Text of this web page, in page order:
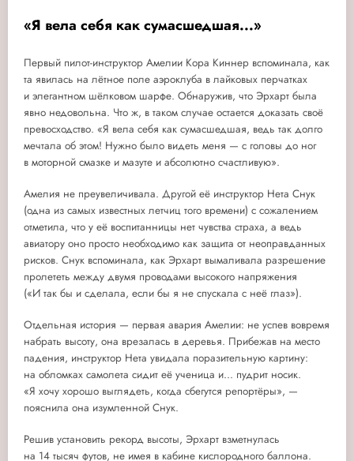
«Я вела себя как сумасшедшая...»
Первый пилот-инструктор Амелии Кора Киннер вспоминала, как
та явилась на лётное поле аэроклуба в лайковых перчатках
и элегантном шёлковом шарфе. Обнаружив, что Эрхарт была
явно недовольна. Что ж, в таком случае остается доказать своё
превосходство. «Я вела себя как сумасшедшая, ведь так долго
мечтала об этом! Нужно было видеть меня — с головы до ног
в моторной смазке и мазуте и абсолютно счастливую».
Амелия не преувеличивала. Другой её инструктор Нета Снук
(одна из самых известных летчиц того времени) с сожалением
отметила, что у её воспитанницы нет чувства страха, а ведь
авиатору оно просто необходимо как защита от неоправданных
рисков. Снук вспоминала, как Эрхарт вымаливала разрешение
пролететь между двумя проводами высокого напряжения
(«И так бы и сделала, если бы я не спускала с неё глаз»).
Отдельная история — первая авария Амелии: не успев вовремя
набрать высоту, она врезалась в деревья. Прибежав на место
падения, инструктор Нета увидала поразительную картину:
на обломках самолета сидит её ученица и... пудрит носик.
«Я хочу хорошо выглядеть, когда сбегутся репортёры», —
пояснила она изумленной Снук.
Решив установить рекорд высоты, Эрхарт взметнулась
на 14 тысяч футов, не имея в кабине кислородного баллона.